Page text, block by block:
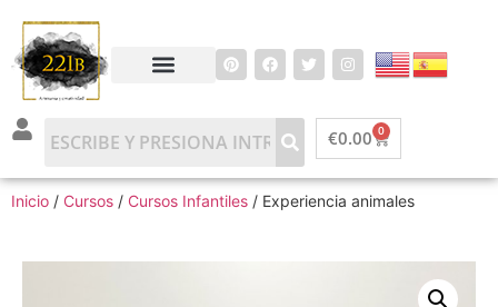
€0.00 0
Inicio / Cursos / Cursos Infantiles / Experiencia animales